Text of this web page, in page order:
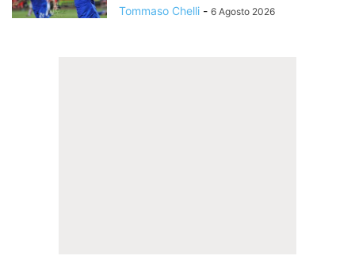
Tommaso Chelli - 6 Agosto 2026